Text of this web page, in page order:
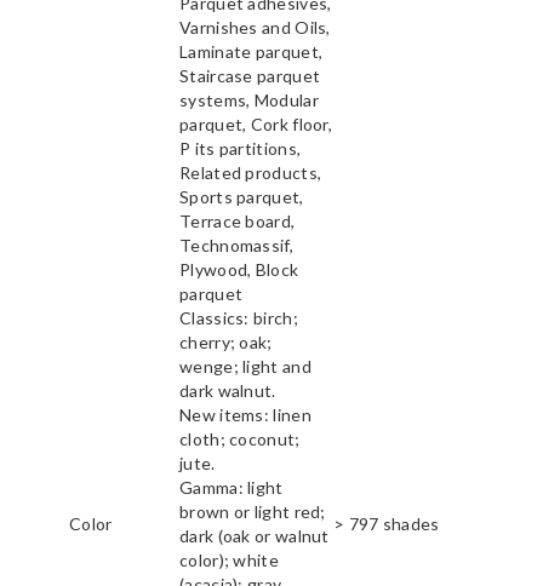
Varnishes and Oils,
Laminate parquet,
Staircase parquet
systems, Modular
parquet, Cork floor,
P its partitions,
Related products,
Sports parquet,
Terrace board,
Technomassif,
Plywood, Block
parquet
Color
Classics: birch;
cherry; oak;
wenge; light and
dark walnut.
New items: linen
cloth; coconut;
jute.
Gamma: light
brown or light red;
dark (oak or walnut
color); white
> 797 shades